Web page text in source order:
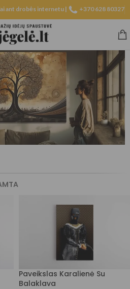
ant drobės internetu | +370 628 80327
Paveikslas Karalienė Su
Balaklava